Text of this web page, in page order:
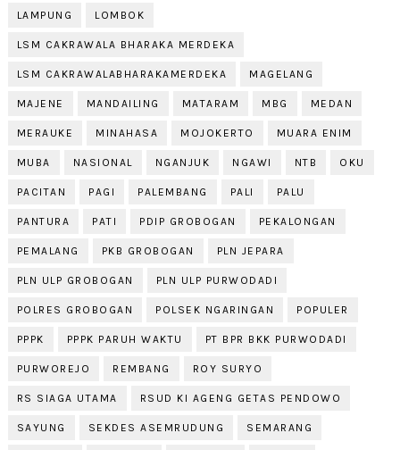
LAMPUNG LOMBOK
LSM CAKRAWALA BHARAKA MERDEKA
LSM CAKRAWALABHARAKAMERDEKA MAGELANG
MAJENE MANDAILING MATARAM MBG MEDAN
MERAUKE MINAHASA MOJOKERTO MUARA ENIM
MUBA NASIONAL NGANJUK NGAWI NTB OKU
PACITAN PAGI PALEMBANG PALI PALU
PANTURA PATI PDIP GROBOGAN PEKALONGAN
PEMALANG PKB GROBOGAN PLN JEPARA
PLN ULP GROBOGAN PLN ULP PURWODADI
POLRES GROBOGAN POLSEK NGARINGAN POPULER
PPPK PPPK PARUH WAKTU PT BPR BKK PURWODADI
PURWOREJO REMBANG ROY SURYO
RS SIAGA UTAMA RSUD KI AGENG GETAS PENDOWO
SAYUNG SEKDES ASEMRUDUNG SEMARANG